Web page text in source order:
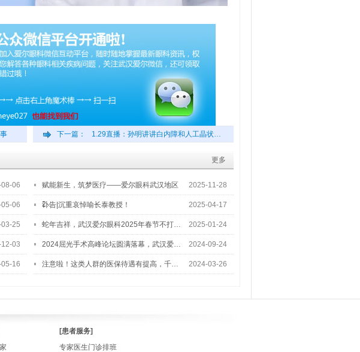
下一篇： 1.29直播：孙明讲讲白内障和人工晶状…
更多
06 赋能新生，筑梦医疗——爱尔眼科武汉地区
2…
2025-11-28
06 讣告|沉重哀悼喻长泰教授！ 2025-04-17
25 蛇年吉祥，武汉爱尔眼科2025年春节不打… 2025-01-24
03 2024屈光手术高峰论坛圆满落幕，武汉爱… 2024-09-24
16 注意啦！这类人群的医保待遇有提高，千… 2024-03-26
[患者服务]
专家医生门诊排班